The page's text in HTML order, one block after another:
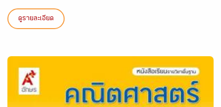
ดูรายละเอียด